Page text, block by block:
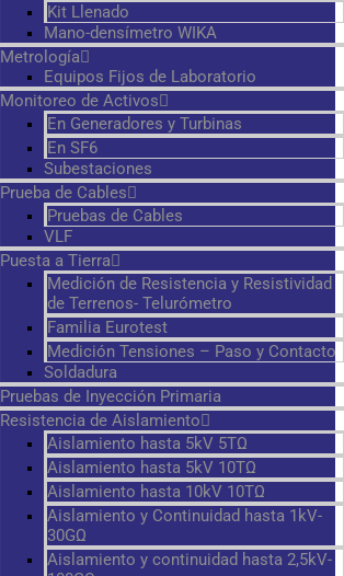
Kit Llenado
Mano-densímetro WIKA
Metrología
Equipos Fijos de Laboratorio
Monitoreo de Activos
En Generadores y Turbinas
En SF6
Subestaciones
Prueba de Cables
Pruebas de Cables
VLF
Puesta a Tierra
Medición de Resistencia y Resistividad
de Terrenos- Telurómetro
Familia Eurotest
Medición Tensiones – Paso y Contacto
Soldadura
Pruebas de Inyección Primaria
Resistencia de Aislamiento
Aislamiento hasta 5kV 5TΩ
Aislamiento hasta 5kV 10TΩ
Aislamiento hasta 10kV 10TΩ
Aislamiento y Continuidad hasta 1kV-
30GΩ
Aislamiento y continuidad hasta 2,5kV-